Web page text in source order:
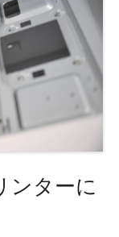
ンターに